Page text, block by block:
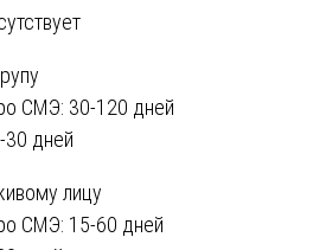
СМЭ: 30-120 дней
30 дней
лицу
СМЭ: 15-60 дней